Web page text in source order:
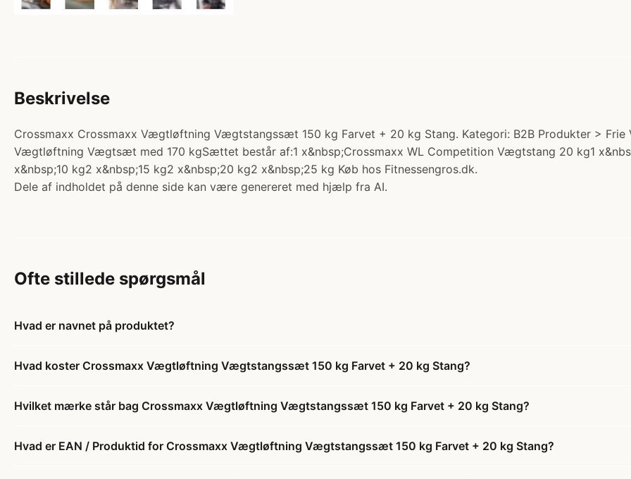
Beskrivelse
Crossmaxx Crossmaxx Vægtløftning Vægtstangssæt 150 kg Farvet + 20 kg Stang. Kategori: B2B Produkter >
Vægtløftning Vægtsæt med 170 kgSættet består af:1 x&nbsp;Crossmaxx WL Competition Vægtstang 20 kg1
x&nbsp;10 kg2 x&nbsp;15 kg2 x&nbsp;20 kg2 x&nbsp;25 kg Køb hos Fitnessengros.dk.
Dele af indholdet på denne side kan være genereret med hjælp fra AI.
Ofte stillede spørgsmål
Hvad er navnet på produktet?
Hvad koster Crossmaxx Vægtløftning Vægtstangssæt 150 kg Farvet + 20 kg Stang?
Hvilket mærke står bag Crossmaxx Vægtløftning Vægtstangssæt 150 kg Farvet + 20 kg Stang?
Hvad er EAN / Produktid for Crossmaxx Vægtløftning Vægtstangssæt 150 kg Farvet + 20 kg Stang?